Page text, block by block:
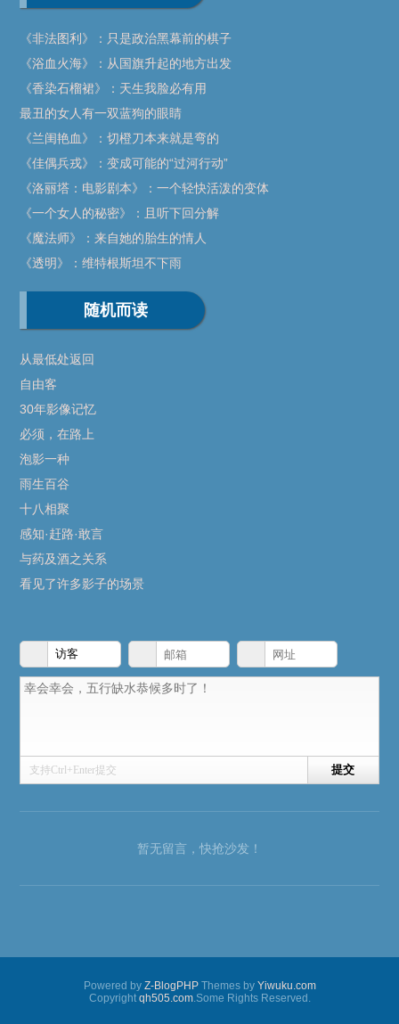
《非法图利》：只是政治黑幕前的棋子
《浴血火海》：从国旗升起的地方出发
《香染石榴裙》：天生我脸必有用
最丑的女人有一双蓝狗的眼睛
《兰闺艳血》：切橙刀本来就是弯的
《佳偶兵戎》：变成可能的“过河行动”
《洛丽塔：电影剧本》：一个轻快活泼的变体
《一个女人的秘密》：且听下回分解
《魔法师》：来自她的胎生的情人
《透明》：维特根斯坦不下雨
随机而读
从最低处返回
自由客
30年影像记忆
必须，在路上
泡影一种
雨生百谷
十八相聚
感知·赶路·敢言
与药及酒之关系
看见了许多影子的场景
支持Ctrl+Enter提交
暂无留言，快抢沙发！
Powered by Z-BlogPHPThemes by Yiwuku.com
Copyrightqh505.com.Some Rights Reserved.